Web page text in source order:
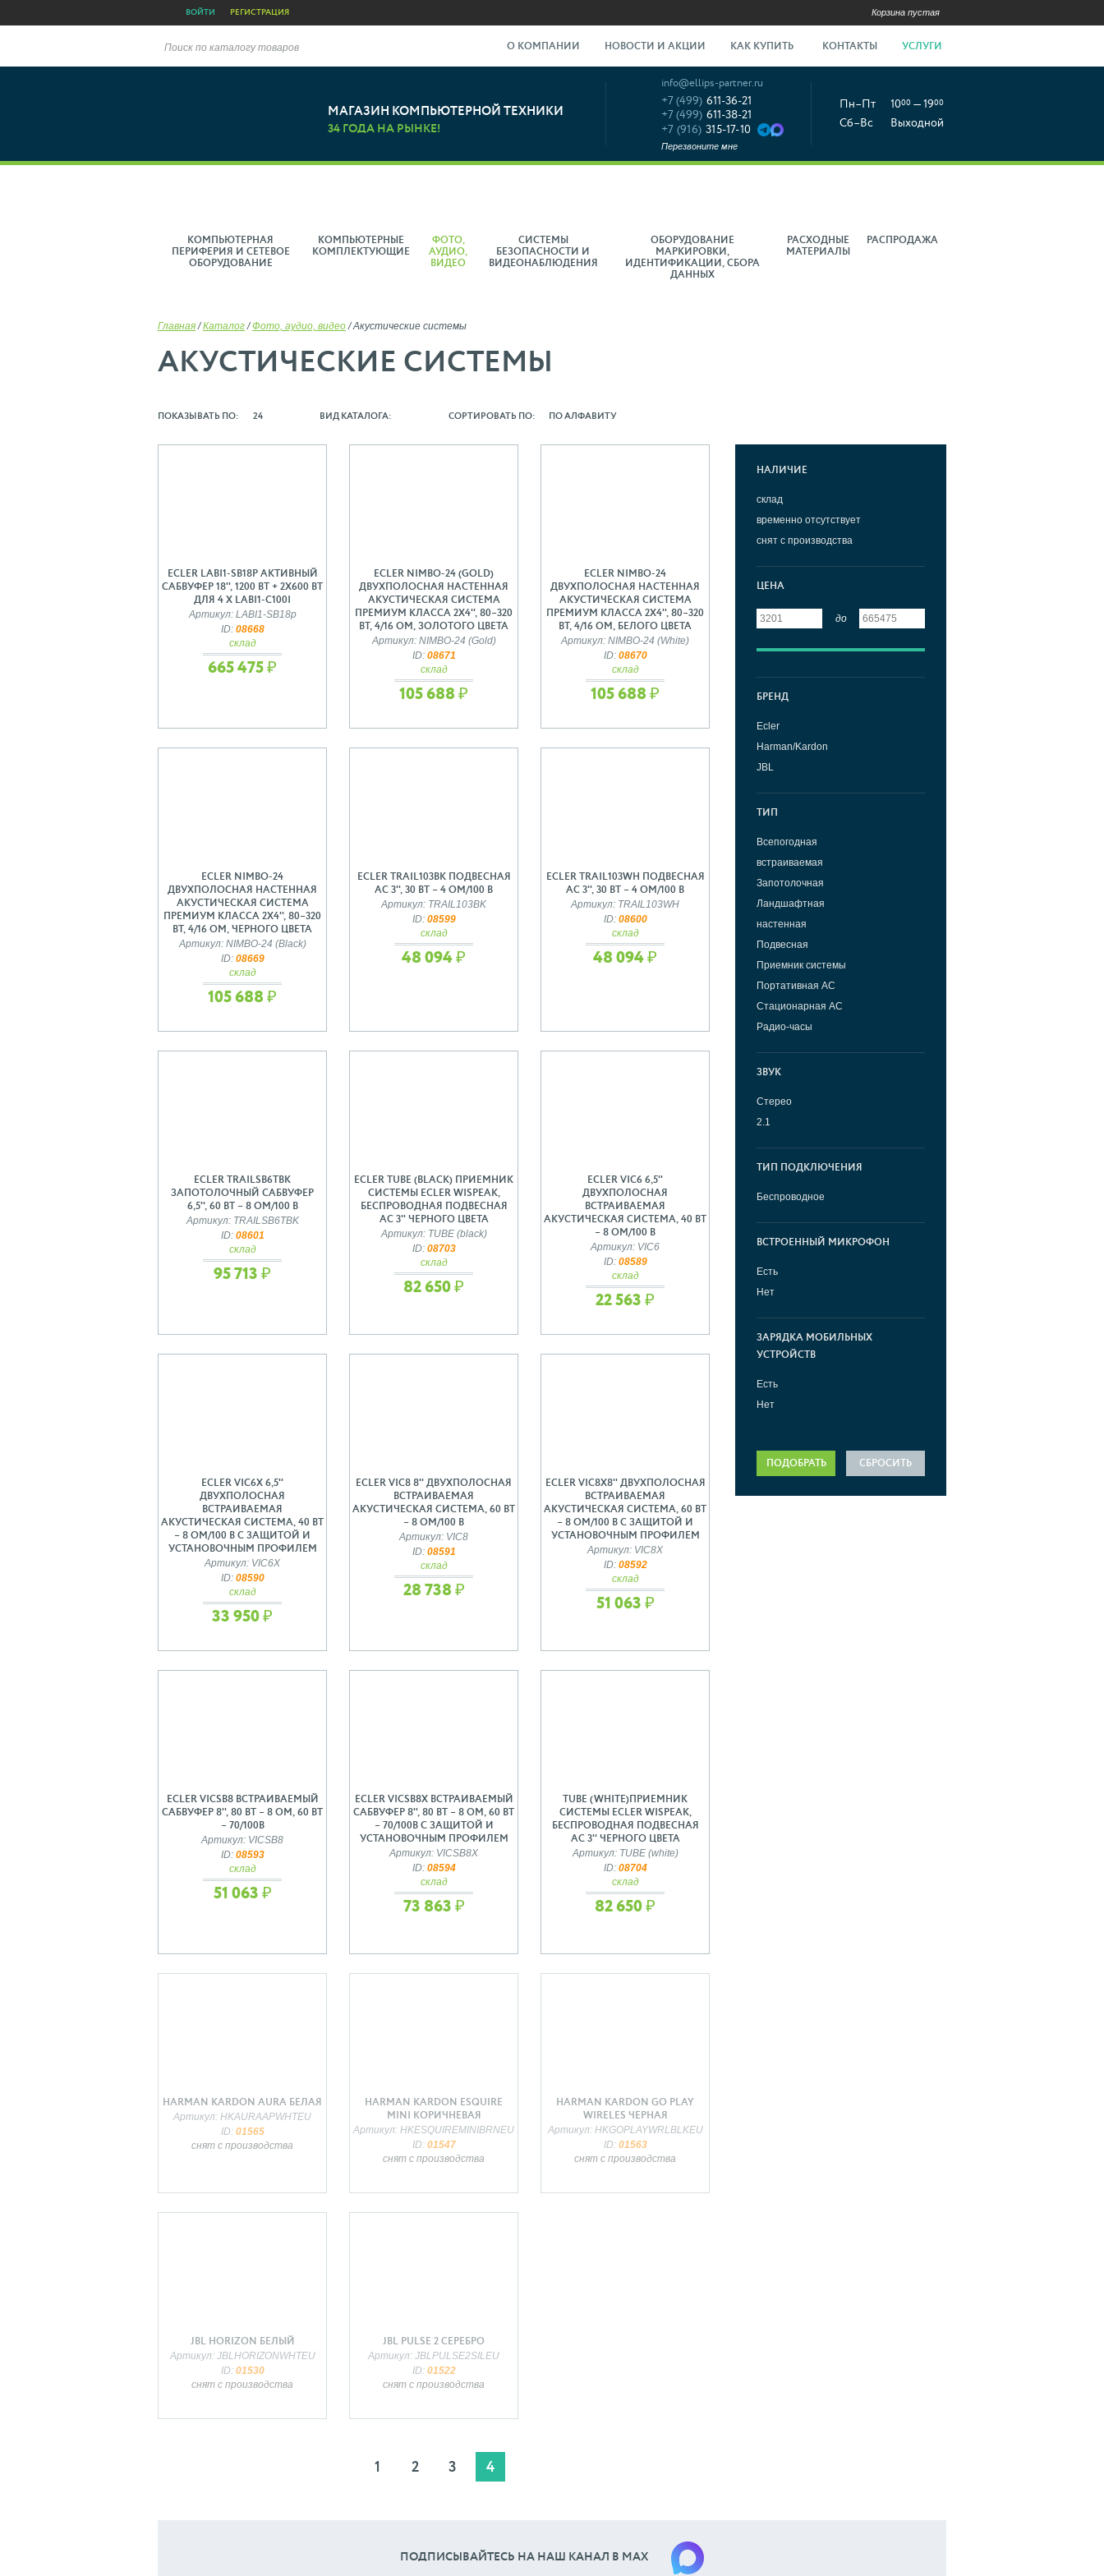
ВОЙТИ РЕГИСТРАЦИЯ Корзина пустая
Поиск по каталогу товаров О КОМПАНИИ НОВОСТИ И АКЦИИ КАК КУПИТЬ КОНТАКТЫ УСЛУГИ
МАГАЗИН КОМПЬЮТЕРНОЙ ТЕХНИКИ
34 ГОДА НА РЫНКЕ!
info@ellips-partner.ru
+7 (499) 611-36-21
+7 (499) 611-38-21
+7 (916) 315-17-10
Перезвоните мне
Пн–Пт 1000 — 1900
Сб–Вс Выходной
КОМПЬЮТЕРНАЯ
ПЕРИФЕРИЯ И СЕТЕВОЕ
ОБОРУДОВАНИЕ
КОМПЬЮТЕРНЫЕ
КОМПЛЕКТУЮЩИЕ
ФОТО,
АУДИО,
ВИДЕО
СИСТЕМЫ
БЕЗОПАСНОСТИ И
ВИДЕОНАБЛЮДЕНИЯ
ОБОРУДОВАНИЕ
МАРКИРОВКИ,
ИДЕНТИФИКАЦИИ, СБОРА
ДАННЫХ
РАСХОДНЫЕ
МАТЕРИАЛЫ
РАСПРОДАЖА
Главная /Каталог /Фото, аудио, видео /Акустические системы
АКУСТИЧЕСКИЕ СИСТЕМЫ
ПОКАЗЫВАТЬ ПО: 24 ВИД КАТАЛОГА: СОРТИРОВАТЬ ПО: ПО АЛФАВИТУ
ECLER LABI1-SB18P АКТИВНЫЙ
САБВУФЕР 18'', 1200 ВТ + 2Х600 ВТ
ДЛЯ 4 Х LABI1-C100I
Артикул: LABI1-SB18p
ID: 08668
склад
665 475 ₽
ECLER NIMBO-24 (GOLD)
ДВУХПОЛОСНАЯ НАСТЕННАЯ
АКУСТИЧЕСКАЯ СИСТЕМА
ПРЕМИУМ КЛАССА 2Х4'', 80–320
ВТ, 4/16 ОМ, ЗОЛОТОГО ЦВЕТА
Артикул: NIMBO-24 (Gold)
ID: 08671
склад
105 688 ₽
ECLER NIMBO-24
ДВУХПОЛОСНАЯ НАСТЕННАЯ
АКУСТИЧЕСКАЯ СИСТЕМА
ПРЕМИУМ КЛАССА 2Х4'', 80–320
ВТ, 4/16 ОМ, БЕЛОГО ЦВЕТА
Артикул: NIMBO-24 (White)
ID: 08670
склад
105 688 ₽
ECLER NIMBO-24
ДВУХПОЛОСНАЯ НАСТЕННАЯ
АКУСТИЧЕСКАЯ СИСТЕМА
ПРЕМИУМ КЛАССА 2Х4'', 80–320
ВТ, 4/16 ОМ, ЧЕРНОГО ЦВЕТА
Артикул: NIMBO-24 (Black)
ID: 08669
склад
105 688 ₽
ECLER TRAIL103BK ПОДВЕСНАЯ
АС 3'', 30 ВТ – 4 ОМ/100 В
Артикул: TRAIL103BK
ID: 08599
склад
48 094 ₽
ECLER TRAIL103WH ПОДВЕСНАЯ
АС 3'', 30 ВТ – 4 ОМ/100 В
Артикул: TRAIL103WH
ID: 08600
склад
48 094 ₽
ECLER TRAILSB6TBK
ЗАПОТОЛОЧНЫЙ САБВУФЕР
6,5'', 60 ВТ – 8 ОМ/100 В
Артикул: TRAILSB6TBK
ID: 08601
склад
95 713 ₽
ECLER TUBE (BLACK) ПРИЕМНИК
СИСТЕМЫ ECLER WISPEAK,
БЕСПРОВОДНАЯ ПОДВЕСНАЯ
АС 3'' ЧЕРНОГО ЦВЕТА
Артикул: TUBE (black)
ID: 08703
склад
82 650 ₽
ECLER VIC6 6,5''
ДВУХПОЛОСНАЯ
ВСТРАИВАЕМАЯ
АКУСТИЧЕСКАЯ СИСТЕМА, 40 ВТ
– 8 ОМ/100 В
Артикул: VIC6
ID: 08589
склад
22 563 ₽
ECLER VIC6X 6,5''
ДВУХПОЛОСНАЯ
ВСТРАИВАЕМАЯ
АКУСТИЧЕСКАЯ СИСТЕМА, 40 ВТ
– 8 ОМ/100 В С ЗАЩИТОЙ И
УСТАНОВОЧНЫМ ПРОФИЛЕМ
Артикул: VIC6X
ID: 08590
склад
33 950 ₽
ECLER VIC8 8'' ДВУХПОЛОСНАЯ
ВСТРАИВАЕМАЯ
АКУСТИЧЕСКАЯ СИСТЕМА, 60 ВТ
– 8 ОМ/100 В
Артикул: VIC8
ID: 08591
склад
28 738 ₽
ECLER VIC8X8'' ДВУХПОЛОСНАЯ
ВСТРАИВАЕМАЯ
АКУСТИЧЕСКАЯ СИСТЕМА, 60 ВТ
– 8 ОМ/100 В С ЗАЩИТОЙ И
УСТАНОВОЧНЫМ ПРОФИЛЕМ
Артикул: VIC8X
ID: 08592
склад
51 063 ₽
ECLER VICSB8 ВСТРАИВАЕМЫЙ
САБВУФЕР 8'', 80 ВТ – 8 ОМ, 60 ВТ
– 70/100В
Артикул: VICSB8
ID: 08593
склад
51 063 ₽
ECLER VICSB8X ВСТРАИВАЕМЫЙ
САБВУФЕР 8'', 80 ВТ – 8 ОМ, 60 ВТ
– 70/100В С ЗАЩИТОЙ И
УСТАНОВОЧНЫМ ПРОФИЛЕМ
Артикул: VICSB8X
ID: 08594
склад
73 863 ₽
TUBE (WHITE)ПРИЕМНИК
СИСТЕМЫ ECLER WISPEAK,
БЕСПРОВОДНАЯ ПОДВЕСНАЯ
АС 3'' ЧЕРНОГО ЦВЕТА
Артикул: TUBE (white)
ID: 08704
склад
82 650 ₽
HARMAN KARDON AURA БЕЛАЯ
Артикул: HKAURAAPWHTEU
ID: 01565
снят с производства
HARMAN KARDON ESQUIRE
MINI КОРИЧНЕВАЯ
Артикул: HKESQUIREMINIBRNEU
ID: 01547
снят с производства
HARMAN KARDON GO PLAY
WIRELES ЧЕРНАЯ
Артикул: HKGOPLAYWRLBLKEU
ID: 01563
снят с производства
JBL HORIZON БЕЛЫЙ
Артикул: JBLHORIZONWHTEU
ID: 01530
снят с производства
JBL PULSE 2 СЕРЕБРО
Артикул: JBLPULSE2SILEU
ID: 01522
снят с производства
1 2 3 4
НАЛИЧИЕ
склад
временно отсутствует
снят с производства
ЦЕНА
до
БРЕНД
Ecler
Harman/Kardon
JBL
ТИП
Всепогодная
встраиваемая
Запотолочная
Ландшафтная
настенная
Подвесная
Приемник системы
Портативная АС
Стационарная АС
Радио-часы
ЗВУК
Стерео
2.1
ТИП ПОДКЛЮЧЕНИЯ
Беспроводное
ВСТРОЕННЫЙ МИКРОФОН
Есть
Нет
ЗАРЯДКА МОБИЛЬНЫХ
УСТРОЙСТВ
Есть
Нет
ПОДПИСЫВАЙТЕСЬ НА НАШ КАНАЛ В МАХ